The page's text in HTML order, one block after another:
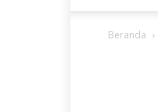
Beranda